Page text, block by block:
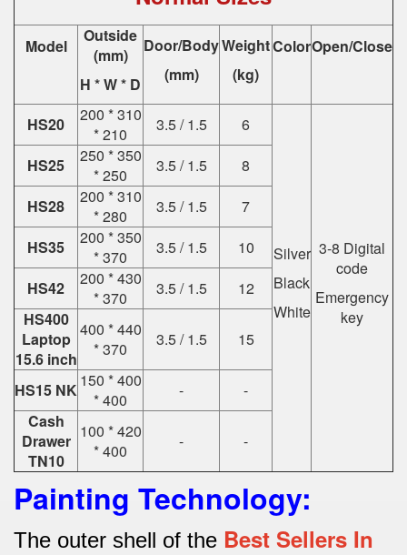
Model
Outside
(mm)
H * W * D
Door/Body
(mm)
Weight
(kg)
ColorOpen/Close
HS20
200 * 310
* 210
3.5 / 1.5 6
Silver
Black
White
3-8 Digital
code
Emergency
key
HS25
250 * 350
* 250
3.5 / 1.5
8
HS28
200 * 310
* 280
3.5 / 1.5
7
HS35
200 * 350
* 370
3.5 / 1.5
10
HS42
200 * 430
* 370
3.5 / 1.5
12
HS400
Laptop
15.6 inch
400 * 440
* 370
3.5 / 1.5 15
HS15 NK150 * 400
* 400
-
-
Cash
Drawer
TN10
100 * 420
* 400
- -
Painting Technology:
The outer shell of the Best Sellers In